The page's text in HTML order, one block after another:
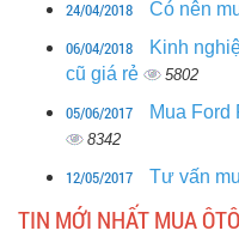
24/04/2018 Có nên
06/04/2018
Kinh
cũ giá rẻ
5802
05/06/2017 Mua Ford
8342
12/05/2017 Tư vấn
TIN MỚI NHẤT MUA